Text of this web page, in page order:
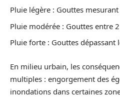
Pluie légère : Gouttes
Pluie modérée : Gouttes entre
Pluie forte : Gouttes dépassant
En milieu urbain, les
multiples : engorgement des
inondations dans certaines